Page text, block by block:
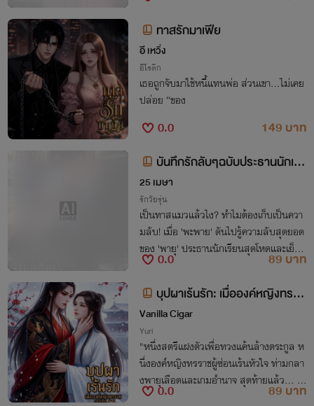
ทาสรักมาเฟีย
อี เหวิ่ง
อีโรติก
เธอถูกจับมาใช้หนี้แทนพ่อ ส่วนเขา…ไม่เคย
ปล่อย “ของ
0.0
149 บาท
บันทึกรักลับๆฉบับประธานนักเรีย
นทาสแมว
25 เมษา
รักวัยรุ่น
เป็นทาสแมวแล้วไง? ทำไมต้องเก็บเป็นควา
มลับ! เมื่อ 'พะพาย' ดันไปรู้ความลับสุดยอด
ของ 'พายุ' ประธานนักเรียนสุดโหดและเย็นช
า เธอจะเก็บความลับนี้ได้ไหม หรือจะใจละลา
ยไปกับความหล่อของเขาก่อนกันนะ!
0.0
89 บาท
บุปผาเร้นรัก: เมื่อองค์หญิงทรรา
ชกลายเป็นทาสรักของหมอยา [Yuri
/ GL]
Vanilla Cigar
Yuri
"หนึ่งสตรีแฝงตัวเพื่อทวงแค้นล้างตระกูล ห
นึ่งองค์หญิงทรราชผู้ซ่อนเร้นหัวใจ ท่ามกลา
งพายุเลือดและเกมอำนาจ สุดท้ายแล้ว... ห
งส์เหมันต์หรือบุปผาพิษ ใครกันที่จะต้องคุกเ
0.0
89 บาท